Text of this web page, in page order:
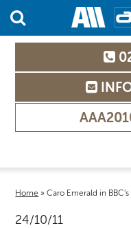
Home »Caro Emerald in
24/10/11